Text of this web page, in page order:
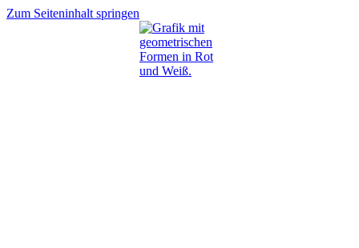
Zum Seiteninhalt springen